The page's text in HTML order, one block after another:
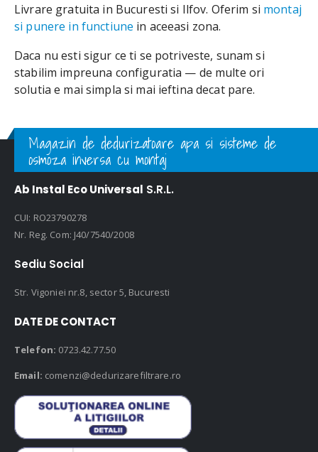
Livrare gratuita in Bucuresti si Ilfov. Oferim si montaj
si punere in functiune in aceeasi zona.
Daca nu esti sigur ce ti se potriveste, sunam si
stabilim impreuna configuratia — de multe ori
solutia e mai simpla si mai ieftina decat pare.
Magazin de dedurizatoare apa si sisteme de
osmoza inversa cu montaj
Ab Instal Eco Universal S.R.L.
CUI: RO23790278
Nr. Reg. Com: J40/7540/2008
Sediu Social
Str. Vigoniei nr.8, sector 5, Bucuresti
DATE DE CONTACT
Telefon: 0723.42.77.50
Email: comenzi@dedurizarefiltrare.ro